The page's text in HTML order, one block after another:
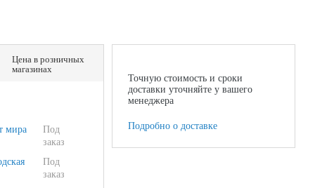
Цена в розничных
магазинах
мира
Под
заказ
Под
заказ
Точную стоимость и сроки
доставки уточняйте у вашего
менеджера
Подробно о доставке